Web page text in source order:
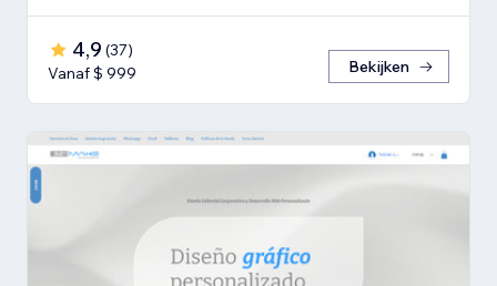
4,9 (37)
Vanaf $ 999
Bekijken